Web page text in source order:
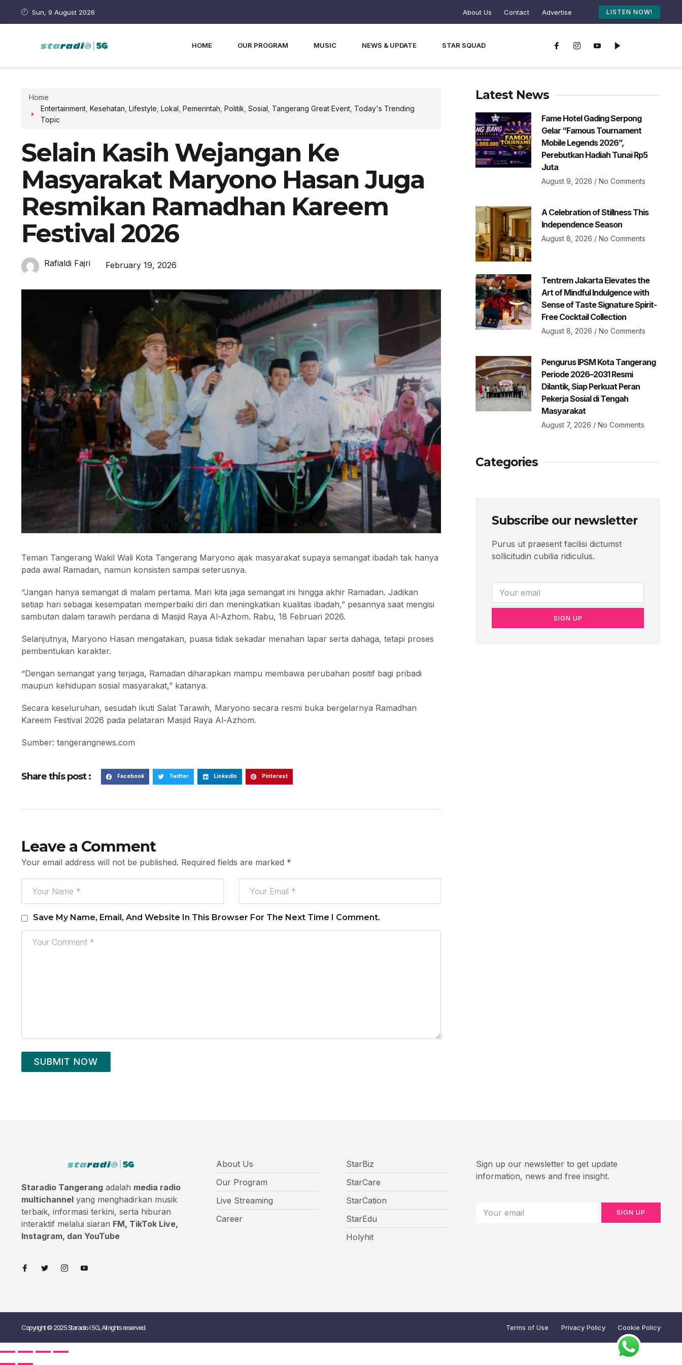
Sun, 9 August 2026 About Us Contact Advertise LISTEN NOW!
HOME OUR PROGRAM MUSIC NEWS & UPDATE STAR SQUAD
Home
Entertainment, Kesehatan Lifestyle Lokal Pemerintah Politik Sosial Tangerang Great Event, Today's Trending
Topic
Selain Kasih Wejangan Ke
Masyarakat Maryono Hasan Juga
Resmikan Ramadhan Kareem
Festival 2026
Rafialdi Fajri February 19, 2026
Teman Tangerang Wakil Wali Kota Tangerang Maryono ajak masyarakat supaya semangat ibadah tak hanya
pada awal Ramadan, namun konsisten sampai seterusnya.
“Jangan hanya semangat di malam pertama. Mari kita jaga semangat ini hingga akhir Ramadan. Jadikan
setiap hari sebagai kesempatan memperbaiki diri dan meningkatkan kualitas ibadah,” pesannya saat mengisi
sambutan dalam tarawih perdana di Masjid Raya Al-Azhom. Rabu, 18 Februari 2026.
Selanjutnya, Maryono Hasan mengatakan, puasa tidak sekadar menahan lapar serta dahaga, tetapi proses
pembentukan karakter.
“Dengan semangat yang terjaga, Ramadan diharapkan mampu membawa perubahan positif bagi pribadi
maupun kehidupan sosial masyarakat,” katanya.
Secara keseluruhan, sesudah ikuti Salat Tarawih, Maryono secara resmi buka bergelarnya Ramadhan
Kareem Festival 2026 pada pelataran Masjid Raya Al-Azhom.
Sumber: tangerangnews.com
Share this post : Facebook Twitter LinkedIn Pinterest
Leave a Comment
Your email address will not be published. Required fields are marked *
Save My Name, Email, And Website In This Browser For The Next Time I Comment.
SUBMIT NOW
Latest News
Fame Hotel Gading Serpong
Gelar “Famous Tournament
Mobile Legends 2026”,
Perebutkan Hadiah Tunai Rp5
Juta
August 9, 2026 No Comments
A Celebration of Stillness This
Independence Season
August 8, 2026 No Comments
Tentrem Jakarta Elevates the
Art of Mindful Indulgence with
Sense of Taste Signature Spirit-
Free Cocktail Collection
August 8, 2026 No Comments
Pengurus IPSM Kota Tangerang
Periode 2026–2031 Resmi
Dilantik, Siap Perkuat Peran
Pekerja Sosial di Tengah
Masyarakat
August 7, 2026 No Comments
Categories
Subscribe our newsletter
Purus ut praesent facilisi dictumst
sollicitudin cubilia ridiculus.
SIGN UP
Staradio Tangerang adalah media radio
multichannel yang menghadirkan musik
terbaik, informasi terkini, serta hiburan
interaktif melalui siaran FM, TikTok Live,
Instagram, dan YouTube
About Us
Our Program
Live Streaming
Career
StarBiz
StarCare
StarCation
StarEdu
Holyhit
Sign up our newsletter to get update
information, news and free insight.
SIGN UP
Copyright © 2025 Staradio I 5G, All rights reserved. Terms of Use Privacy Policy Cookie Policy